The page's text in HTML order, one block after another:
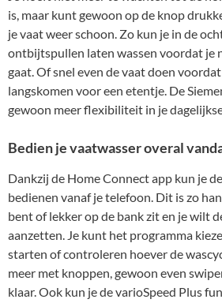
is, maar kunt gewoon op de knop
je vaat weer schoon. Zo kun je in de
ontbijtspullen laten wassen voordat je
gaat. Of snel even de vaat doen
langskomen voor een etentje. De
gewoon meer flexibiliteit in je dagelijkse
Bedien je vaatwasser overal
Dankzij de Home Connect app kun je
bedienen vanaf je telefoon. Dit is zo
bent of lekker op de bank zit en je wilt
aanzetten. Je kunt het programma
starten of controleren hoever de
meer met knoppen, gewoon even
klaar. Ook kun je de varioSpeed Plus